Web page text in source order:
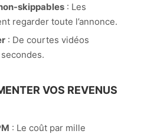
skippables: Les
regarder toute l’annonce.
: De courtes vidéos
VOS REVENUS
: Le coût par mille